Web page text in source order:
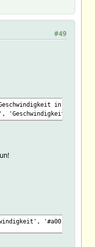
#49
in
'Geschwindigkeit
'#a00', '',